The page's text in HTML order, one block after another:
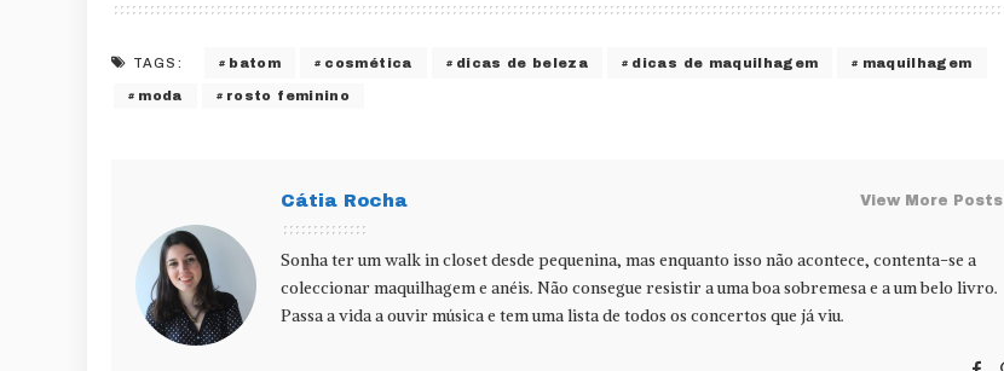
TAGS: batom cosmética dicas de beleza dicas de maquilhagem maquilhagem
moda rosto feminino
Cátia Rocha View More Posts
Sonha ter um walk in closet desde pequenina, mas enquanto isso não acontece, contenta-se a
coleccionar maquilhagem e anéis. Não consegue resistir a uma boa sobremesa e a um belo livro.
Passa a vida a ouvir música e tem uma lista de todos os concertos que já viu.